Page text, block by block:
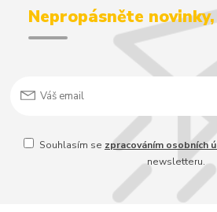
Nepropásněte
Souhlasím se zpracováním osobních
newsletteru.